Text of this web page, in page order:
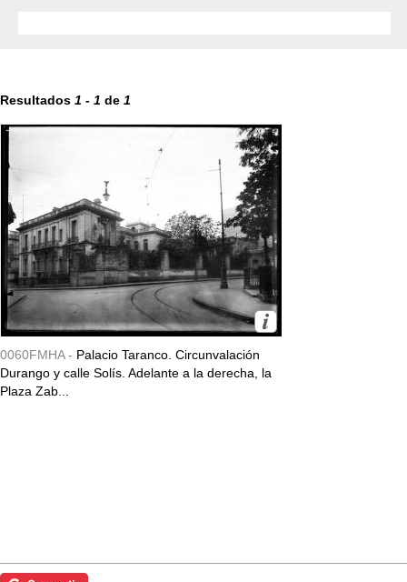
Resultados 1 - 1 de 1
0060FMHA - Palacio Taranco. Circunvalación
Durango y calle Solís. Adelante a la derecha, la
Plaza Zab...